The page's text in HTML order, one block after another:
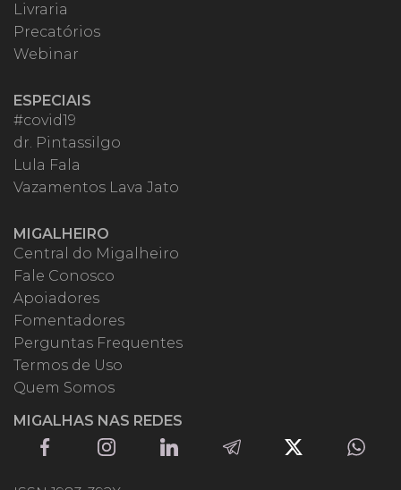
Livraria
Precatórios
Webinar
ESPECIAIS
#covid19
dr. Pintassilgo
Lula Fala
Vazamentos Lava Jato
MIGALHEIRO
Central do Migalheiro
Fale Conosco
Apoiadores
Fomentadores
Perguntas Frequentes
Termos de Uso
Quem Somos
MIGALHAS NAS REDES